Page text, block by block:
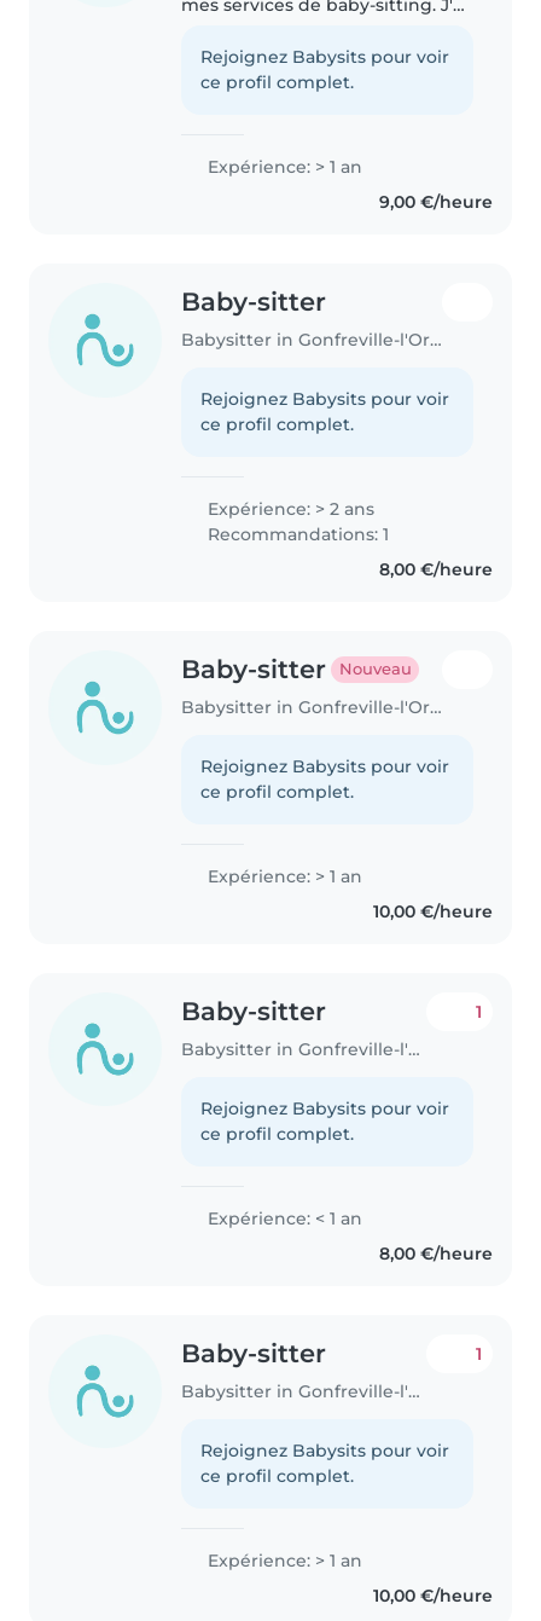
mes services de baby-sitting. J'ai
enfants, ce qui m'a permis de
développer mon sens des
Rejoignez Babysits pour voir
ce profil complet.
Expérience: > 1 an
9,00 €/heure
Baby-sitter
Babysitter in Gonfreville-l'Orcher
Rejoignez Babysits pour voir
ce profil complet.
Expérience: > 2 ans
Recommandations: 1
8,00 €/heure
Baby-sitter Nouveau
Babysitter in Gonfreville-l'Orcher
Rejoignez Babysits pour voir
ce profil complet.
Expérience: > 1 an
10,00 €/heure
Baby-sitter
Babysitter in Gonfreville-l'Orcher
1
Rejoignez Babysits pour voir
ce profil complet.
Expérience: < 1 an
8,00 €/heure
Baby-sitter
Babysitter in Gonfreville-l'Orcher
1
Rejoignez Babysits pour voir
ce profil complet.
Expérience: > 1 an
10,00 €/heure